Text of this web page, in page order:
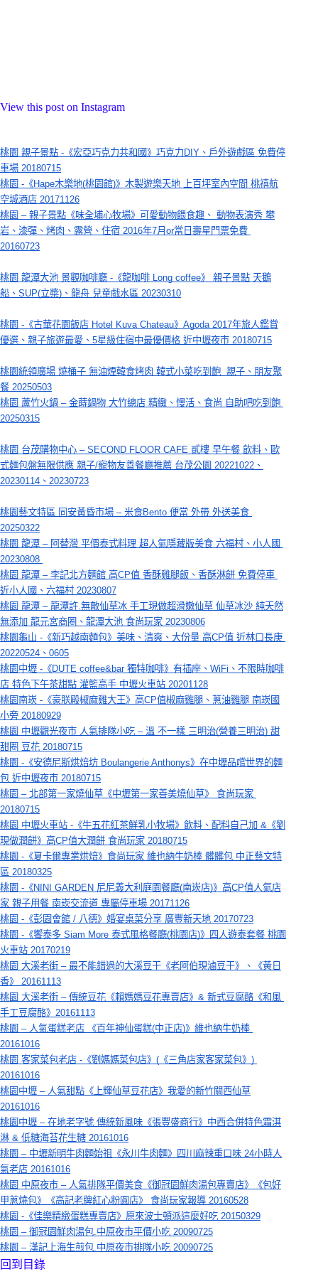
View this post on Instagram
桃園 親子景點 -《宏亞巧克力共和國》巧克力DIY、戶外遊戲區 免費停
車場 20180715
桃園 -《Hape木樂地(桃園館)》木製遊樂天地 上百坪室內空間 桃禧航
空城酒店 20171126
桃園 – 親子景點《味全埔心牧場》可愛動物餵食趣、 動物表演秀 攀
岩、漆彈、烤肉、露營、住宿 2016年7月or當日壽星門票免費
20160723
桃園 龍潭大池 景觀咖啡廳 -《龍咖啡 Long coffee》 親子景點 天鵝
船、SUP(立槳)、龍舟 兒童戲水區 20230310
桃園 -《古華花園飯店 Hotel Kuva Chateau》Agoda 2017年旅人鑑賞
優選、親子旅遊最愛、5星級住宿中最優價格 近中壢夜市 20180715
桃園統領廣場 燒桶子 無油煙韓食烤肉 韓式小菜吃到飽  親子、朋友聚
餐 20250503
桃園 蘆竹火鍋 – 金蒔鍋物 大竹總店 精緻、慢活、食尚 自助吧吃到飽
20250315
桃園 台茂購物中心 – SECOND FLOOR CAFE 貳樓 早午餐 飲料、歐
式麵包盤無限供應 親子/寵物友善餐廳推薦 台茂公園 20221022、
20230114、20230723
桃園藝文特區 同安黃昏市場 – 米食Bento 便當 外帶 外送美食
20250322
桃園 龍潭 – 阿替灣 平價泰式料理 超人氣隱藏版美食 六福村、小人國
20230808
桃園 龍潭 – 李記北方麵館 高CP值 香酥雞腿飯、香酥淋餅 免費停車
近小人國、六福村 20230807
桃園 龍潭 – 龍潭許.無敵仙草冰 手工現做超滑嫩仙草 仙草冰沙 純天然
無添加 龍元宮商圈、龍潭大池 食尚玩家 20230806
桃園龜山 -《新巧越南麵包》美味、清爽、大份量 高CP值 近林口長庚
20220524、0605
桃園中壢 -《DUTE coffee&bar 獨特咖啡》有插座、WiFi、不限時咖啡
店 特色下午茶甜點 灌籃高手 中壢火車站 20201128
桃園南崁 -《豪朕殿椒麻雞大王》高CP值椒麻雞腿、蔥油雞腿 南崁國
小旁 20180929
桃園 中壢觀光夜市 人氣排隊小吃 – 溫 不一樣 三明治(營養三明治) 甜
甜圈 豆花 20180715
桃園 -《安德尼斯烘焙坊 Boulangerie Anthonys》在中壢品嚐世界的麵
包 近中壢夜市 20180715
桃園 – 北部第一家燒仙草《中壢第一家善美燒仙草》 食尚玩家
20180715
桃園 中壢火車站 -《牛五花紅茶鮮乳小牧場》飲料、配料自己加 &《劉
現做潤餅》高CP值大潤餅 食尚玩家 20180715
桃園 -《夏卡爾專業烘焙》食尚玩家 維也納牛奶棒 髒髒包 中正藝文特
區 20180325
桃園 -《NINI GARDEN 尼尼義大利庭園餐廳(南崁店)》高CP值人氣店
家 親子用餐 南崁交流道 專屬停車場 20171126
桃園 -《彭園會館 / 八德》婚宴桌菜分享 廣豐新天地 20170723
桃園 -《饗泰多 Siam More 泰式風格餐廳(桃園店)》四人遊泰套餐 桃園
火車站 20170219
桃園 大溪老街 – 最不能錯過的大溪豆干《老阿伯現滷豆干》、《黃日
香》 20161113
桃園 大溪老街 – 傳統豆花《賴媽媽豆花專賣店》& 新式豆腐酪《和風
手工豆腐酪》20161113
桃園 – 人氣蛋糕老店 《百年神仙蛋糕(中正店)》維也納牛奶棒
20161016
桃園 客家菜包老店 -《劉媽媽菜包店》(《三角店家客家菜包》)
20161016
桃園中壢 – 人氣甜點《上輝仙草豆花店》我愛的新竹關西仙草
20161016
桃園中壢 – 在地老字號 傳統新風味《張豐盛商行》中西合併特色霜淇
淋 & 低糖海苔花生糖 20161016
桃園 – 中壢新明牛肉麵始祖《永川牛肉麵》四川麻辣重口味 24小時人
氣老店 20161016
桃園 中原夜市 – 人氣排隊平價美食《御冠園鮮肉湯包專賣店》《包好
甲蔥燒包》《高記老牌紅心粉圓店》 食尚玩家報導 20160528
桃園 -《佳樂精緻蛋糕專賣店》原來波士頓派這麼好吃 20150329
桃園 – 御冠園鮮肉湯包.中原夜市平價小吃 20090725
桃園 – 漢記上海生煎包.中原夜市排隊小吃 20090725
回到目錄